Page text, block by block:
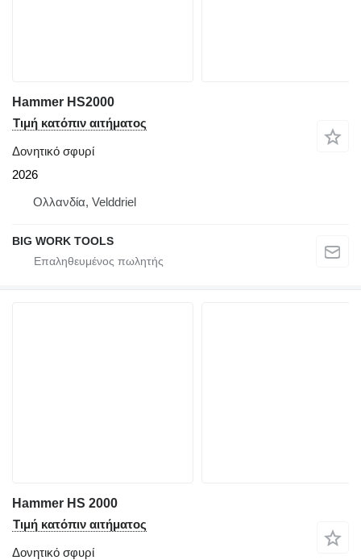
Hammer HS2000
Τιμή κατόπιν αιτήματος
Δονητικό σφυρί
2026
Ολλανδία, Velddriel
BIG WORK TOOLS
Hammer HS 2000
Τιμή κατόπιν αιτήματος
Δονητικό σφυρί